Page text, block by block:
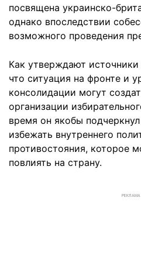
посвящена украинско-
однако впоследствии
возможного проведения
Как утверждают
что ситуация на фронте и
консолидации могут
организации
время он якобы
избежать внутреннего
противостояния, которое
повлиять на страну.
РЕКЛАМА